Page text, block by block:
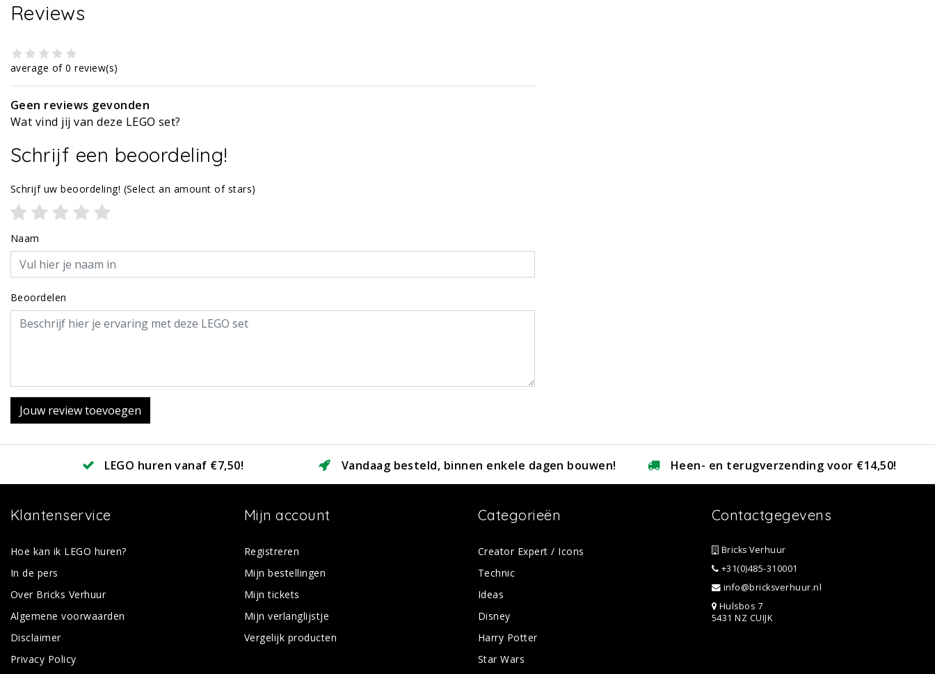
Reviews
average of 0 review(s)
Geen reviews gevonden
Wat vind jij van deze LEGO set?
Schrijf een beoordeling!
Schrijf uw beoordeling! (Select an amount of stars)
Naam
Beoordelen
Jouw review toevoegen
LEGO huren vanaf €7,50! Vandaag besteld, binnen enkele dagen bouwen! Heen- en terugverzending voor €14,50!
Klantenservice
Hoe kan ik LEGO huren?
In de pers
Over Bricks Verhuur
Algemene voorwaarden
Disclaimer
Privacy Policy
Mijn account
Registreren
Mijn bestellingen
Mijn tickets
Mijn verlanglijstje
Vergelijk producten
Categorieën
Creator Expert / Icons
Technic
Ideas
Disney
Harry Potter
Star Wars
Contactgegevens
Bricks Verhuur
+31(0)485-310001
info@bricksverhuur.nl
Hulsbos 7
5431 NZ CUIJK